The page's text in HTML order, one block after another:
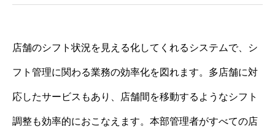
店舗のシフト状況を見える化してくれるシステムで、シ
フト管理に関わる業務の効率化を図れます。多店舗に対
応したサービスもあり、店舗間を移動するようなシフト
調整も効率的におこなえます。本部管理者がすべての店